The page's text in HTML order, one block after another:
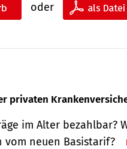
oder
privaten
im Alter bezahlbar?
neuen Basistarif?